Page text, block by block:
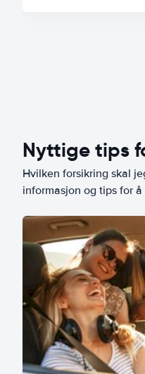
Nyttige tips
Hvilken forsikring skal
informasjon og tips for